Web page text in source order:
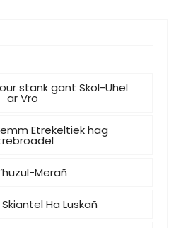
stank gant Skol-Uhel
ar Vro
Etrekeltiek hag
Merañ
Skiantel Ha Luskañ